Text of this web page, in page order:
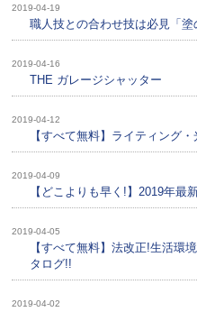
2019-04-19
職人技との合わせ技は必見「塗
2019-04-16
THE ガレージシャッター
2019-04-12
【すべて無料】ライティング
2019-04-09
【どこよりも早く!】2019年最
2019-04-05
【すべて無料】法改正!生活環
タログ!!
2019-04-02